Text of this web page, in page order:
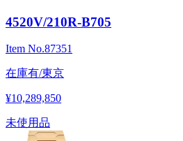
4520V/210R-B705
Item No.87351
在庫有/東京
¥10,289,850
未使用品